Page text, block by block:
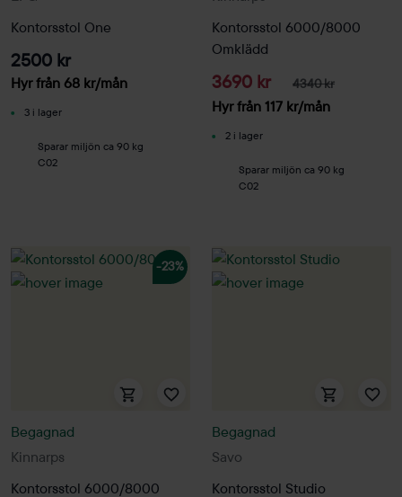
Kontorsstol One
2500 kr
Hyr från 68 kr/mån
3 i lager
Sparar miljön ca 90 kg
C02
Kontorsstol 6000/8000
Omklädd
3690 kr 4340 kr
Hyr från 117 kr/mån
2 i lager
Sparar miljön ca 90 kg
C02
-23%
Kinnarps
Begagnad
Kontorsstol 6000/8000
Savo
Begagnad
Kontorsstol Studio